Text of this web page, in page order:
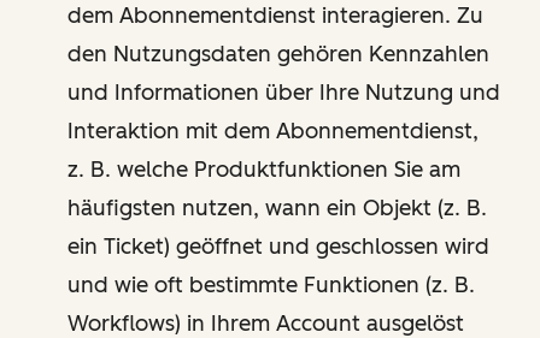
dem Abonnementdienst interagieren. Zu
den Nutzungsdaten gehören Kennzahlen
und Informationen über Ihre Nutzung und
Interaktion mit dem Abonnementdienst,
z. B. welche Produktfunktionen Sie am
häufigsten nutzen, wann ein Objekt (z. B.
ein Ticket) geöffnet und geschlossen wird
und wie oft bestimmte Funktionen (z. B.
Workflows) in Ihrem Account ausgelöst